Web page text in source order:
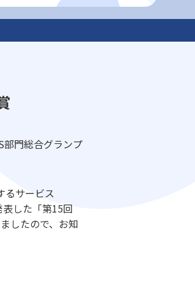
部門総合グランプ
るサービス
した「第15回
したので、お知